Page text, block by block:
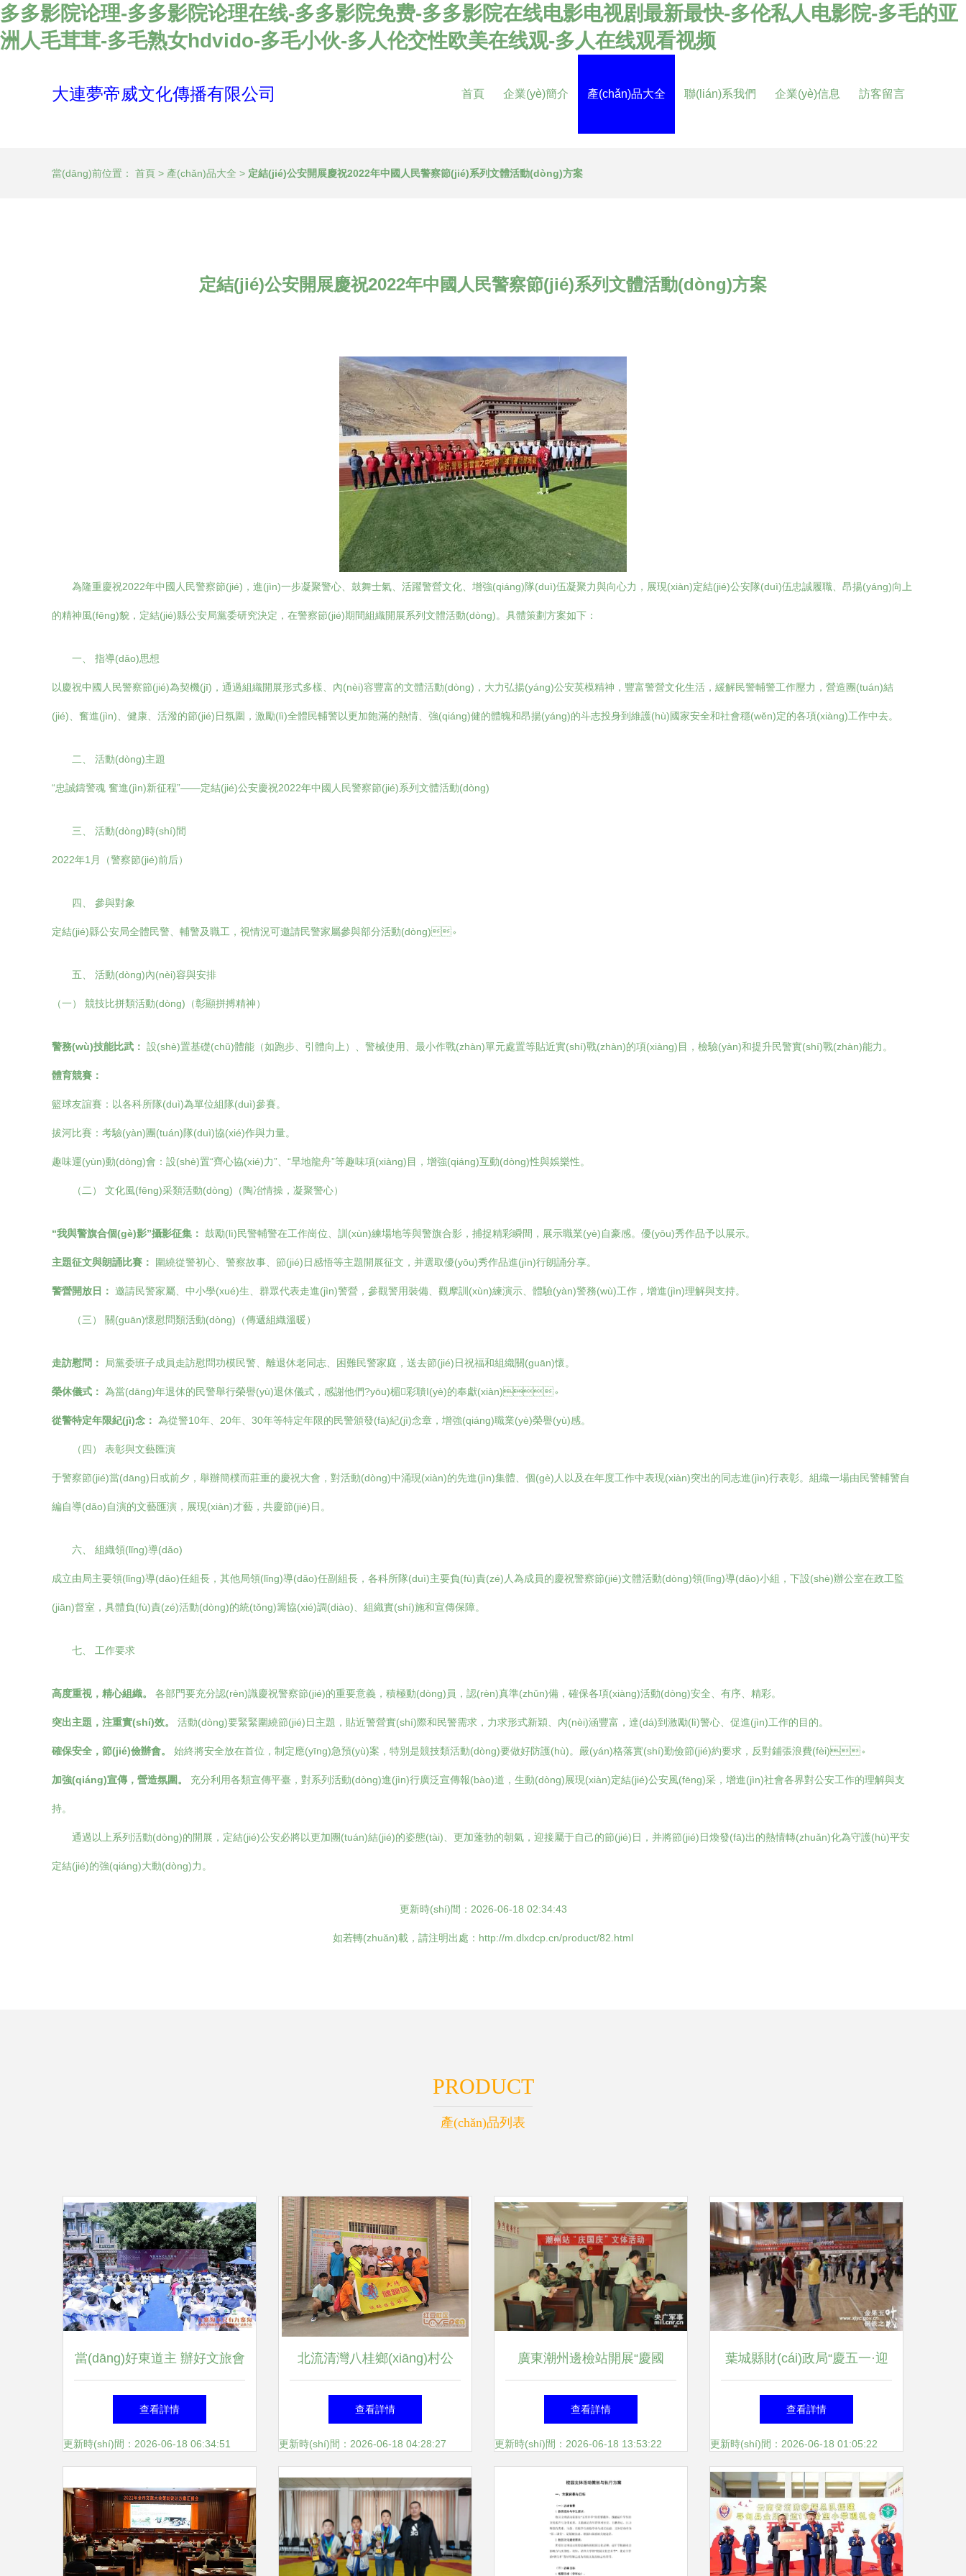
多多影院论理-多多影院论理在线-多多影院免费-多多影院在线电影电视剧最新最快-多伦私人电影院-多毛的亚
洲人毛茸茸-多毛熟女hdvido-多毛小伙-多人伦交性欧美在线观-多人在线观看视频
大連夢帝威文化傳播有限公司 首頁 企業(yè)簡介 產(chǎn)品大全 聯(lián)系我們 企業(yè)信息 訪客留言
當(dāng)前位置： 首頁 > 產(chǎn)品大全 > 定結(jié)公安開展慶祝2022年中國人民警察節(jié)系列文體活動(dòng)方案
定結(jié)公安開展慶祝2022年中國人民警察節(jié)系列文體活動(dòng)方案
為隆重慶祝2022年中國人民警察節(jié)，進(jìn)一步凝聚警心、鼓舞士氣、活躍警營文化、增強(qiáng)隊(duì)伍凝聚力與向心力，展現(xiàn)定結(jié)公安隊(duì)伍忠誠履職、昂揚(yáng)向上
的精神風(fēng)貌，定結(jié)縣公安局黨委研究決定，在警察節(jié)期間組織開展系列文體活動(dòng)。具體策劃方案如下：
一、 指導(dǎo)思想
以慶祝中國人民警察節(jié)為契機(jī)，通過組織開展形式多樣、內(nèi)容豐富的文體活動(dòng)，大力弘揚(yáng)公安英模精神，豐富警營文化生活，緩解民警輔警工作壓力，營造團(tuán)結
(jié)、奮進(jìn)、健康、活潑的節(jié)日氛圍，激勵(lì)全體民輔警以更加飽滿的熱情、強(qiáng)健的體魄和昂揚(yáng)的斗志投身到維護(hù)國家安全和社會穩(wěn)定的各項(xiàng)工作中去。
二、 活動(dòng)主題
“忠誠鑄警魂 奮進(jìn)新征程”——定結(jié)公安慶祝2022年中國人民警察節(jié)系列文體活動(dòng)
三、 活動(dòng)時(shí)間
2022年1月（警察節(jié)前后）
四、 參與對象
定結(jié)縣公安局全體民警、輔警及職工，視情況可邀請民警家屬參與部分活動(dòng)。
五、 活動(dòng)內(nèi)容與安排
（一） 競技比拼類活動(dòng)（彰顯拼搏精神）
警務(wù)技能比武： 設(shè)置基礎(chǔ)體能（如跑步、引體向上）、警械使用、最小作戰(zhàn)單元處置等貼近實(shí)戰(zhàn)的項(xiàng)目，檢驗(yàn)和提升民警實(shí)戰(zhàn)能力。
體育競賽：
籃球友誼賽：以各科所隊(duì)為單位組隊(duì)參賽。
拔河比賽：考驗(yàn)團(tuán)隊(duì)協(xié)作與力量。
趣味運(yùn)動(dòng)會：設(shè)置“齊心協(xié)力”、“旱地龍舟”等趣味項(xiàng)目，增強(qiáng)互動(dòng)性與娛樂性。
（二） 文化風(fēng)采類活動(dòng)（陶冶情操，凝聚警心）
“我與警旗合個(gè)影”攝影征集： 鼓勵(lì)民警輔警在工作崗位、訓(xùn)練場地等與警旗合影，捕捉精彩瞬間，展示職業(yè)自豪感。優(yōu)秀作品予以展示。
主題征文與朗誦比賽： 圍繞從警初心、警察故事、節(jié)日感悟等主題開展征文，并選取優(yōu)秀作品進(jìn)行朗誦分享。
警營開放日： 邀請民警家屬、中小學(xué)生、群眾代表走進(jìn)警營，參觀警用裝備、觀摩訓(xùn)練演示、體驗(yàn)警務(wù)工作，增進(jìn)理解與支持。
（三） 關(guān)懷慰問類活動(dòng)（傳遞組織溫暖）
走訪慰問： 局黨委班子成員走訪慰問功模民警、離退休老同志、困難民警家庭，送去節(jié)日祝福和組織關(guān)懷。
榮休儀式： 為當(dāng)年退休的民警舉行榮譽(yù)退休儀式，感謝他們?yōu)楣彩聵I(yè)的奉獻(xiàn)。
從警特定年限紀(jì)念： 為從警10年、20年、30年等特定年限的民警頒發(fā)紀(jì)念章，增強(qiáng)職業(yè)榮譽(yù)感。
（四） 表彰與文藝匯演
于警察節(jié)當(dāng)日或前夕，舉辦簡樸而莊重的慶祝大會，對活動(dòng)中涌現(xiàn)的先進(jìn)集體、個(gè)人以及在年度工作中表現(xiàn)突出的同志進(jìn)行表彰。組織一場由民警輔警自
編自導(dǎo)自演的文藝匯演，展現(xiàn)才藝，共慶節(jié)日。
六、 組織領(lǐng)導(dǎo)
成立由局主要領(lǐng)導(dǎo)任組長，其他局領(lǐng)導(dǎo)任副組長，各科所隊(duì)主要負(fù)責(zé)人為成員的慶祝警察節(jié)文體活動(dòng)領(lǐng)導(dǎo)小組，下設(shè)辦公室在政工監
(jiān)督室，具體負(fù)責(zé)活動(dòng)的統(tǒng)籌協(xié)調(diào)、組織實(shí)施和宣傳保障。
七、 工作要求
高度重視，精心組織。 各部門要充分認(rèn)識慶祝警察節(jié)的重要意義，積極動(dòng)員，認(rèn)真準(zhǔn)備，確保各項(xiàng)活動(dòng)安全、有序、精彩。
突出主題，注重實(shí)效。 活動(dòng)要緊緊圍繞節(jié)日主題，貼近警營實(shí)際和民警需求，力求形式新穎、內(nèi)涵豐富，達(dá)到激勵(lì)警心、促進(jìn)工作的目的。
確保安全，節(jié)儉辦會。 始終將安全放在首位，制定應(yīng)急預(yù)案，特別是競技類活動(dòng)要做好防護(hù)。嚴(yán)格落實(shí)勤儉節(jié)約要求，反對鋪張浪費(fèi)。
加強(qiáng)宣傳，營造氛圍。 充分利用各類宣傳平臺，對系列活動(dòng)進(jìn)行廣泛宣傳報(bào)道，生動(dòng)展現(xiàn)定結(jié)公安風(fēng)采，增進(jìn)社會各界對公安工作的理解與支
持。
通過以上系列活動(dòng)的開展，定結(jié)公安必將以更加團(tuán)結(jié)的姿態(tài)、更加蓬勃的朝氣，迎接屬于自己的節(jié)日，并將節(jié)日煥發(fā)出的熱情轉(zhuǎn)化為守護(hù)平安
定結(jié)的強(qiáng)大動(dòng)力。
更新時(shí)間：2026-06-18 02:34:43
如若轉(zhuǎn)載，請注明出處：http://m.dlxdcp.cn/product/82.html
PRODUCT
產(chǎn)品列表
當(dāng)好東道主 辦好文旅會
外提顏值招人氣 內(nèi)修氣
質(zhì)增魅力——九寨溝縣扎
實(shí)做好2021全省文旅大會
籌備工作側(cè)記
查看詳情
更新時(shí)間：2026-06-18 06:34:51
北流清灣八桂鄉(xiāng)村公
園“漫步游八桂·健康眾人生”游
園獲大獎(jiǎng)活動(dòng)策
劃方案
查看詳情
更新時(shí)間：2026-06-18 04:28:27
廣東潮州邊檢站開展“慶國
慶”系列文體活動(dòng)策劃方
案
查看詳情
更新時(shí)間：2026-06-18 13:53:22
葉城縣財(cái)政局“慶五一·迎
五四”文體活動(dòng)方案
查看詳情
更新時(shí)間：2026-06-18 01:05:22